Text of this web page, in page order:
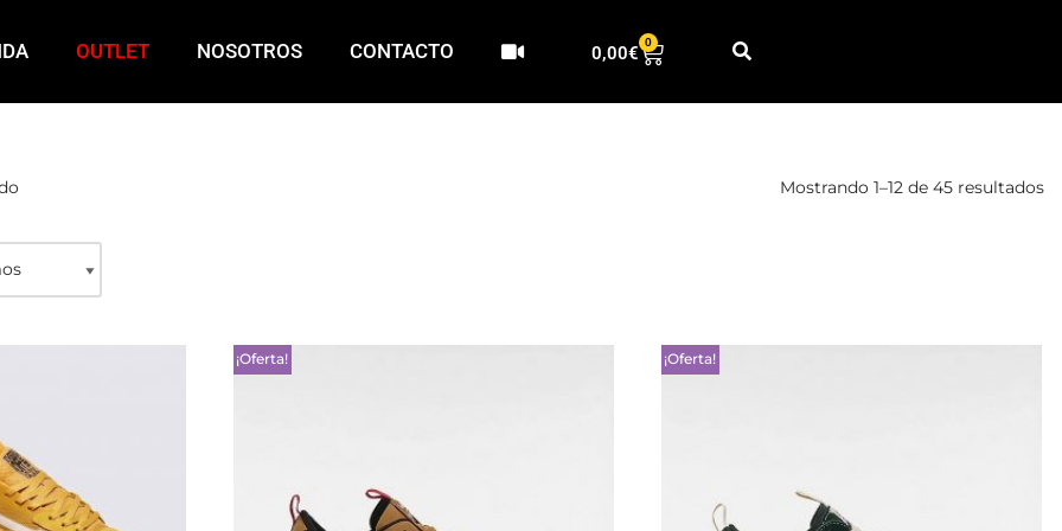
OUTLET NOSOTROS CONTACTO 0,00€
0
Mostrando 1–12 de 45 resultados
¡Oferta! ¡Oferta!